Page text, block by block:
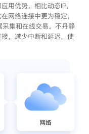
用优势。相比动态IP，
网络连接中更为稳定，
集和在线交易。不丹静
，减少中断和延迟，使